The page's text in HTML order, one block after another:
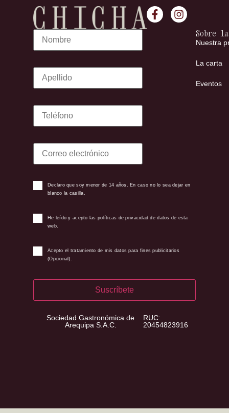
Declaro que soy menor de 14 años. En caso no lo sea dejar en
blanco la casilla.
He leído y acepto las políticas de privacidad de datos de esta
web.
Acepto el tratamiento de mis datos para fines publicitarios
(Opcional).
Suscríbete
Sobre
Nuestra
La carta
Eventos
Sociedad Gastronómica de
Arequipa S.A.C.
RUC:
20454823916